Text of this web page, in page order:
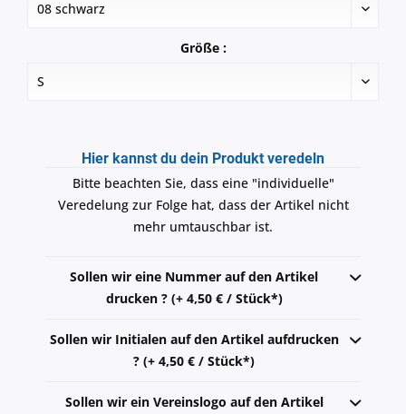
Größe :
Hier kannst du dein Produkt veredeln
Bitte beachten Sie, dass eine "individuelle"
Veredelung zur Folge hat, dass der Artikel nicht
mehr umtauschbar ist.
Sollen wir eine Nummer auf den Artikel
drucken ? (+ 4,50 € / Stück*)
Sollen wir Initialen auf den Artikel aufdrucken
? (+ 4,50 € / Stück*)
Sollen wir ein Vereinslogo auf den Artikel